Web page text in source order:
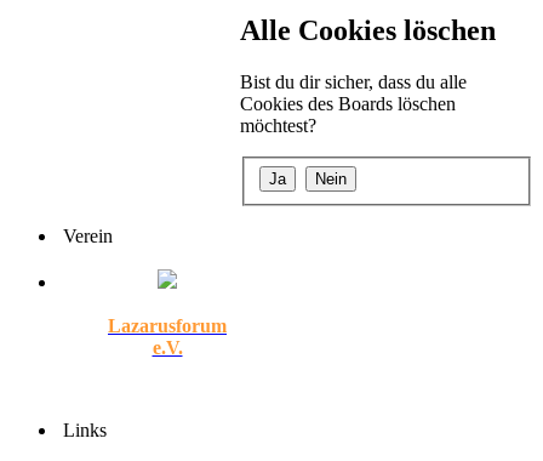
Alle Cookies löschen
Bist du dir sicher, dass du alle
Cookies des Boards löschen
möchtest?
Verein
Lazarusforum
e.V.
Links